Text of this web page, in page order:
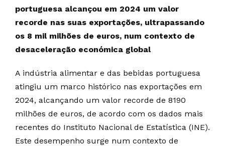
portuguesa alcançou em 2024 um valor
recorde nas suas exportações, ultrapassando
os 8 mil milhões de euros, num contexto de
desaceleração económica global
A indústria alimentar e das bebidas portuguesa
atingiu um marco histórico nas exportações em
2024, alcançando um valor recorde de 8190
milhões de euros, de acordo com os dados mais
recentes do Instituto Nacional de Estatística (INE).
Este desempenho surge num contexto de